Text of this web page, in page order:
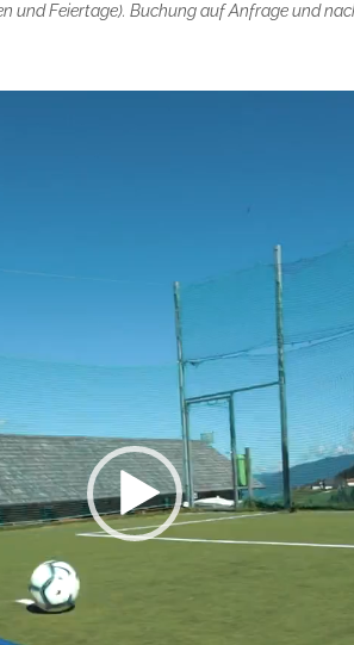
und Feiertage). Buchung auf Anfrage und